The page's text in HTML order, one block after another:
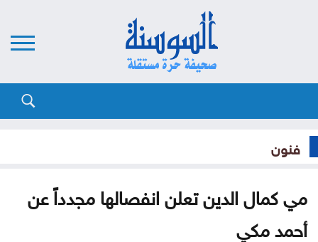
فنون
مي كمال الدين تعلن انفصالها مجدداً عن
أحمد مكي